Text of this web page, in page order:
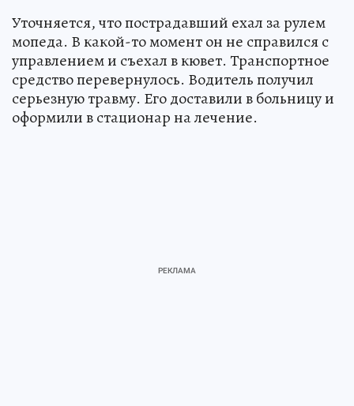
Уточняется, что пострадавший ехал за рулем
мопеда. В какой-то момент он не справился с
управлением и съехал в кювет. Транспортное
средство перевернулось. Водитель получил
серьезную травму. Его доставили в больницу и
оформили в стационар на лечение.